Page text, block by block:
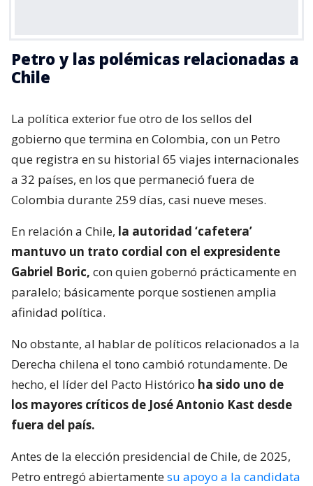
Petro y las polémicas relacionadas a
Chile
La política exterior fue otro de los sellos del
gobierno que termina en Colombia, con un Petro
que registra en su historial 65 viajes internacionales
a 32 países, en los que permaneció fuera de
Colombia durante 259 días, casi nueve meses.
En relación a Chile, la autoridad ‘cafetera’
mantuvo un trato cordial con el expresidente
Gabriel Boric, con quien gobernó prácticamente en
paralelo; básicamente porque sostienen amplia
afinidad política.
No obstante, al hablar de políticos relacionados a la
Derecha chilena el tono cambió rotundamente. De
hecho, el líder del Pacto Histórico ha sido uno de
los mayores críticos de José Antonio Kast desde
fuera del país.
Antes de la elección presidencial de Chile, de 2025,
Petro entregó abiertamentesu apoyo a la candidata